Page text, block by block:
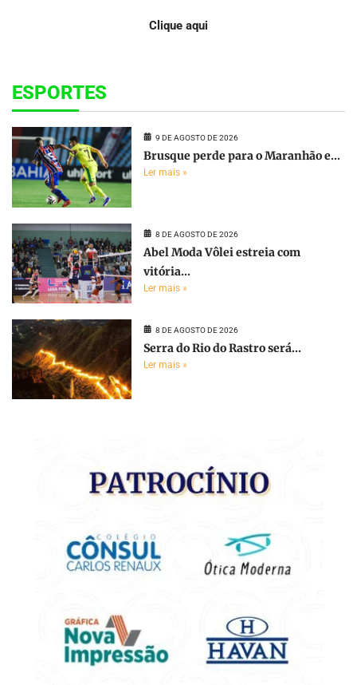
Clique aqui
ESPORTES
9 DE AGOSTO DE 2026
Brusque perde para o Maranhão e...
Ler mais »
8 DE AGOSTO DE 2026
Abel Moda Vôlei estreia com
vitória...
Ler mais »
8 DE AGOSTO DE 2026
Serra do Rio do Rastro será...
Ler mais »